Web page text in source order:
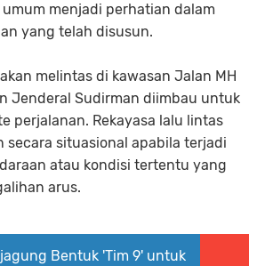
menjadi perhatian dalam
yang telah disusun.
melintas di kawasan Jalan MH
Jenderal Sudirman diimbau untuk
perjalanan. Rekayasa lalu lintas
secara situasional apabila terjadi
atau kondisi tertentu yang
arus.
Bentuk 'Tim 9' untuk